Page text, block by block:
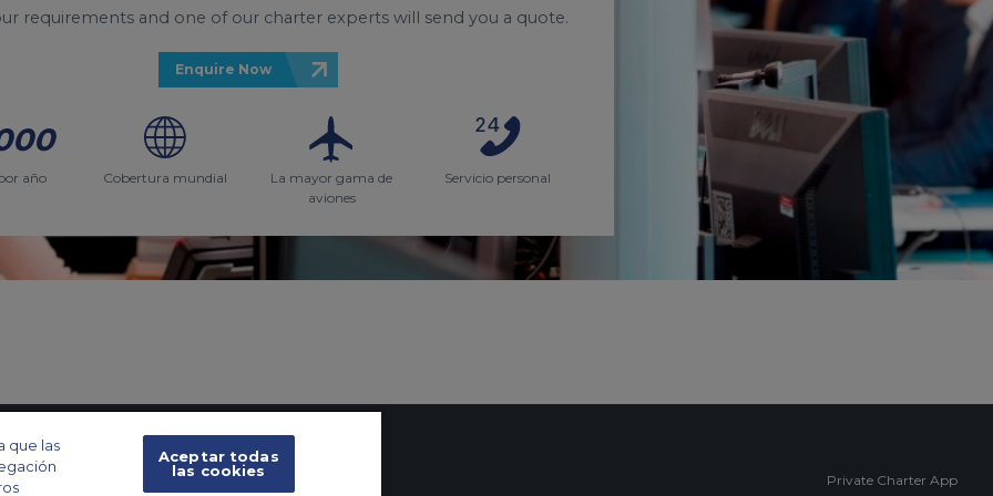
requirements and one of our charter experts will send you a quote.
Enquire Now
año Cobertura mundial
La mayor gama de
aviones
Servicio personal
Private Charter App
que las
Aceptar todas
las cookies